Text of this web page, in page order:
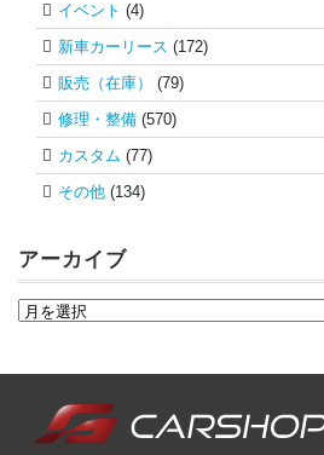
イベント (4)
新車カーリース (172)
販売（在庫）
(79)
修理・整備 (570)
カスタム (77)
その他 (134)
アーカイブ